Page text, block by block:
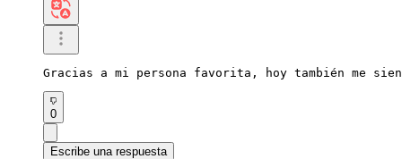
Gracias a mi persona favorita, hoy también me
0
Escribe una respuesta